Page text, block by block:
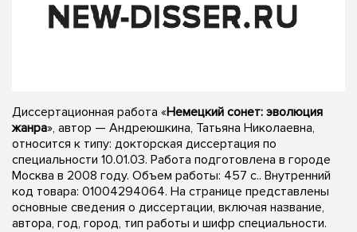
Диссертационная работа «Немецкий сонет: эволюция
жанра», автор — Андреюшкина, Татьяна Николаевна,
относится к типу: докторская диссертация по
специальности 10.01.03. Работа подготовлена в городе
Москва в 2008 году. Объем работы: 457 с.. Внутренний
код товара: 01004294064. На странице представлены
основные сведения о диссертации, включая название,
автора, год, город, тип работы и шифр специальности.